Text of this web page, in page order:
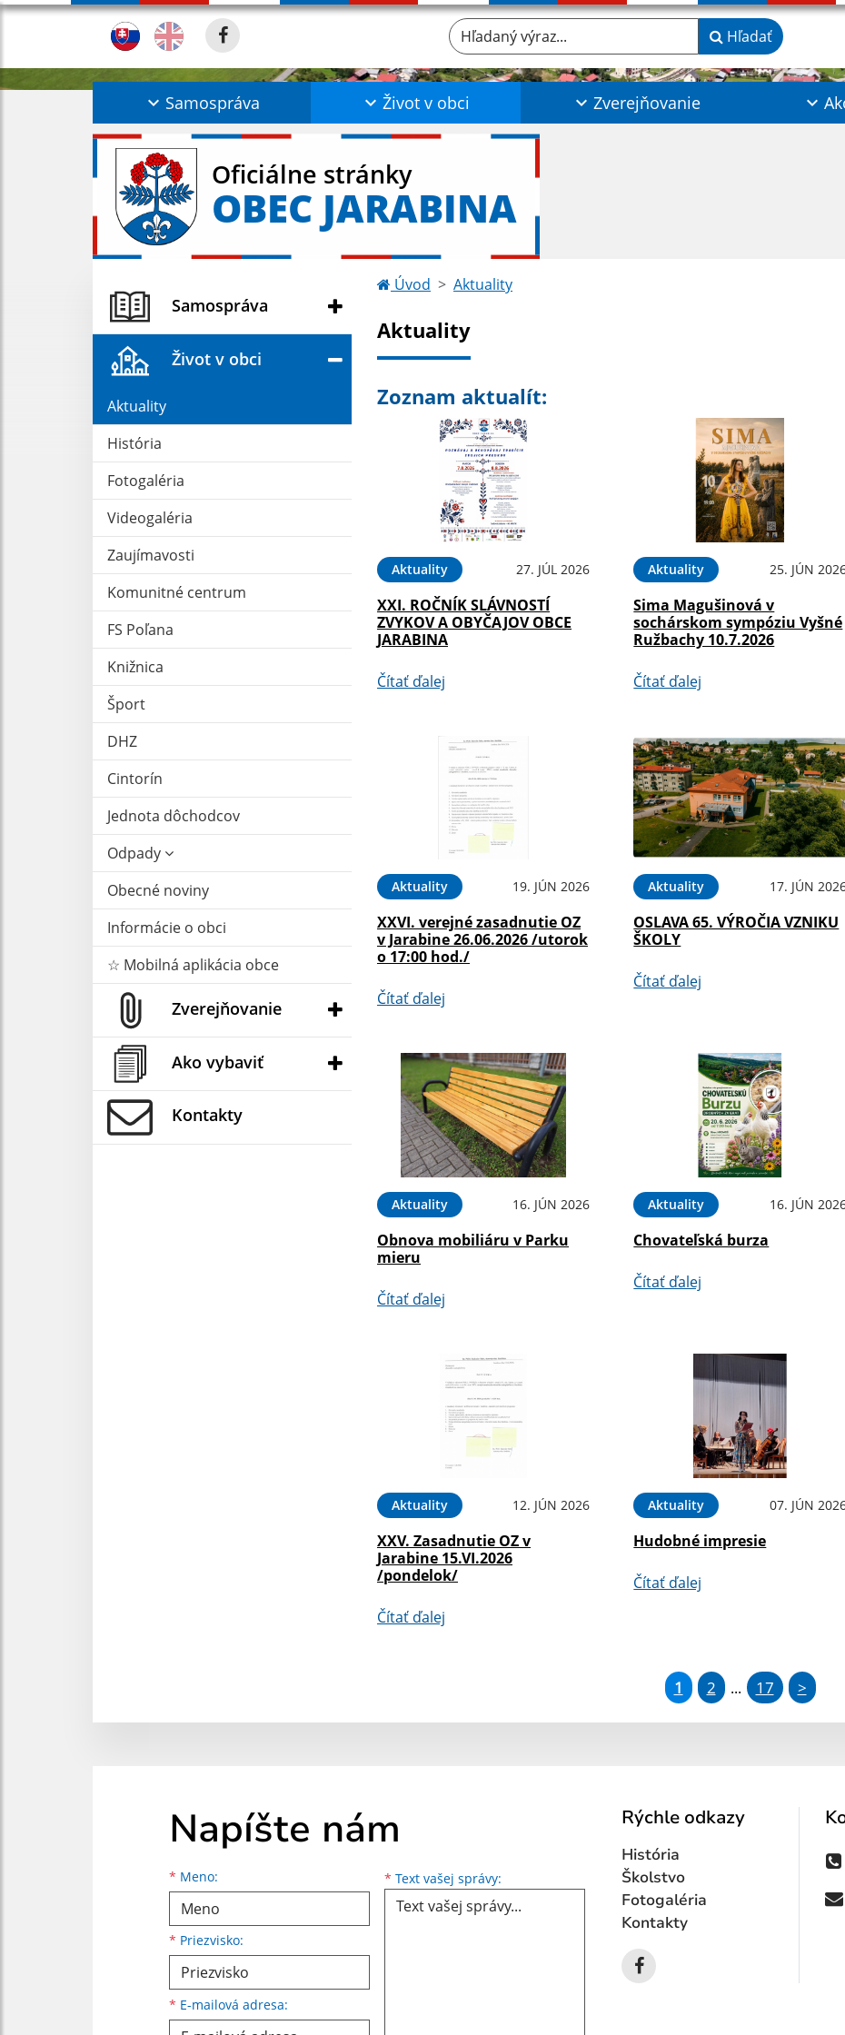
Hľadaný výraz... Hľadať
Samospráva Život v obci Zverejňovanie
Oficiálne stránky
OBEC JARABINA
Samospráva
Život v obci
Aktuality
História
Fotogaléria
Videogaléria
Zaujímavosti
Komunitné centrum
FS Poľana
Knižnica
Šport
DHZ
Cintorín
Jednota dôchodcov
Odpady
Obecné noviny
Informácie o obci
☆ Mobilná aplikácia obce
Zverejňovanie
Ako vybaviť
Kontakty
Úvod Aktuality
Aktuality
Zoznam aktualít:
Aktuality 27. JÚL 2026
XXI. ROČNÍK SLÁVNOSTÍ
ZVYKOV A OBYČAJOV OBCE
JARABINA
Čítať ďalej
Aktuality 25. JÚN
Sima Magušinová v
sochárskom sympóziu Vyšné
Ružbachy 10.7.2026
Čítať ďalej
Aktuality 19. JÚN 2026
XXVI. verejné zasadnutie OZ
v Jarabine 26.06.2026 /utorok
o 17:00 hod./
Čítať ďalej
Aktuality 17. JÚN
OSLAVA 65. VÝROČIA VZNIKU
ŠKOLY
Čítať ďalej
Aktuality 16. JÚN 2026
Obnova mobiliáru v Parku
mieru
Čítať ďalej
Aktuality 16. JÚN
Chovateľská burza
Čítať ďalej
Aktuality 12. JÚN 2026
XXV. Zasadnutie OZ v
Jarabine 15.VI.2026
/pondelok/
Čítať ďalej
Aktuality 07. JÚN
Hudobné impresie
Čítať ďalej
1 2 ... 17 >
Napíšte nám
* Meno:
Meno
* Priezvisko:
Priezvisko
* E-mailová adresa:
E-mailová adresa * Text vašej správy: Text vašej správy...
Rýchle odkazy
História
Školstvo
Fotogaléria
Kontakty